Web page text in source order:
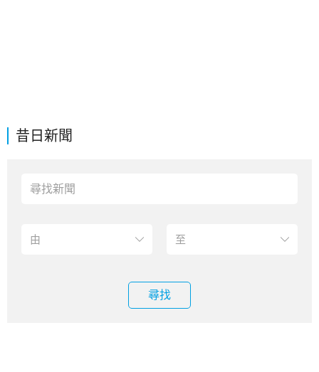
昔日新聞
尋找